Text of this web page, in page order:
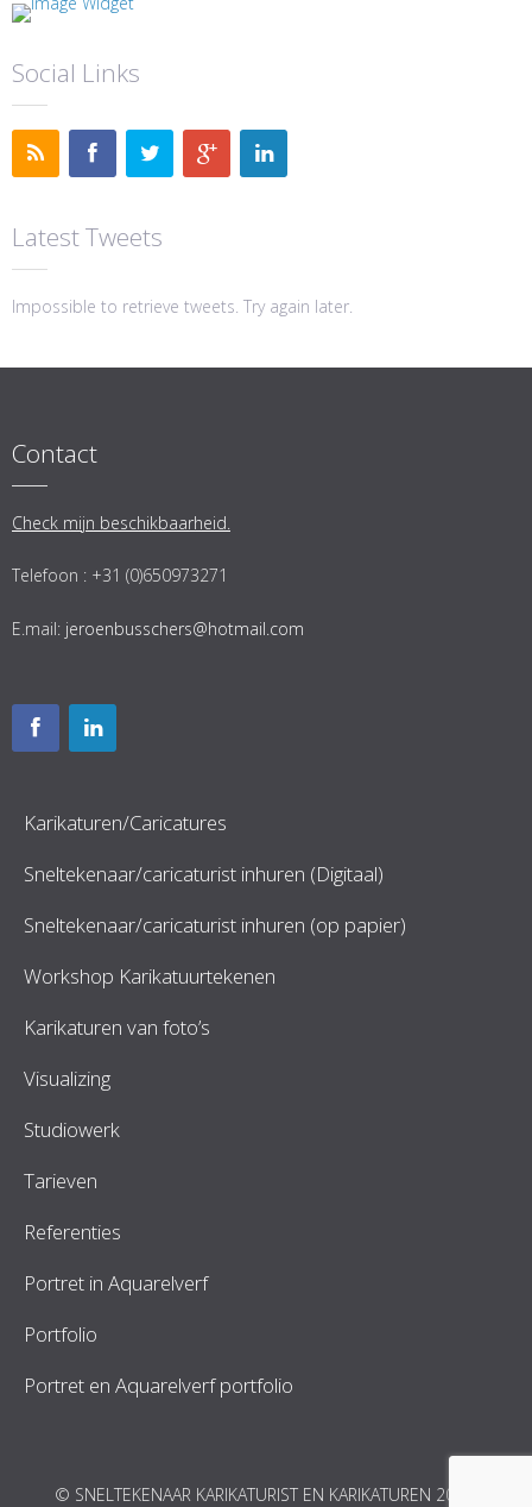
Social Links
Latest Tweets
Impossible to retrieve tweets. Try again later.
Contact
Check mijn beschikbaarheid.
Telefoon : +31 (0)650973271
E.mail: jeroenbusschers@hotmail.com
Karikaturen/Caricatures
Sneltekenaar/caricaturist inhuren (Digitaal)
Sneltekenaar/caricaturist inhuren (op papier)
Workshop Karikatuurtekenen
Karikaturen van foto’s
Visualizing
Studiowerk
Tarieven
Referenties
Portret in Aquarelverf
Portfolio
Portret en Aquarelverf portfolio
© SNELTEKENAAR KARIKATURIST EN KARIKATUREN 2026.